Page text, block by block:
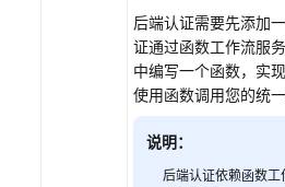
后端认证需要先添加
证通过函数工作流服
中编写一个函数，实
使用函数调用您的统一
说明：
后端认证依赖函数